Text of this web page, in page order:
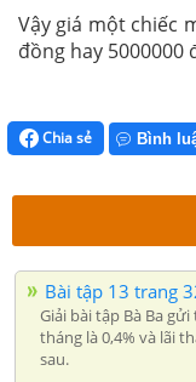
Vậy giá một chiếc
đồng hay 5000000
Chia sẻ Bình
Bài tập 13 trang
Giải bài tập Bà Ba
tháng là 0,4% và lãi
sau.